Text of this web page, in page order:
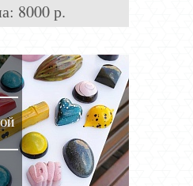
8000 р.